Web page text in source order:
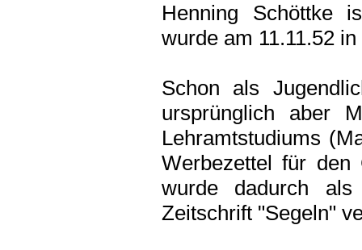
Henning Schöttke
wurde am 11.11.52
Schon als
ursprünglich aber
Lehramtstudiums
Werbezettel für
wurde dadurch
Zeitschrift "Segeln"